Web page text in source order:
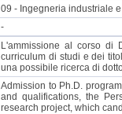
09 - Ingegneria industriale
-
L'ammissione al corso di
curriculum di studi e dei
una possibile ricerca di
Admission to Ph.D.
and qualifications, the
research project, which